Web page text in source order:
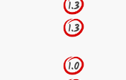
1.3
1.3
1.0